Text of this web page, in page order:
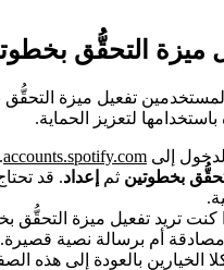
ميزة التحقُّق
تفعيل ميزة التحقُّق
لتعزيز الحماية.
إلى accounts.spotify.com
.
بخطوتين ثم إعداد. قد
كنت تريد تفعيل ميزة التحقُّق
أم برسالة نصية قصيرة.
الخيارين بالعودة إلى هذه